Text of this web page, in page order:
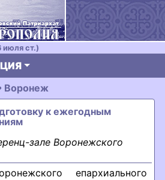
июля ст.)
к ежегодным
зале Воронежского
епархиального